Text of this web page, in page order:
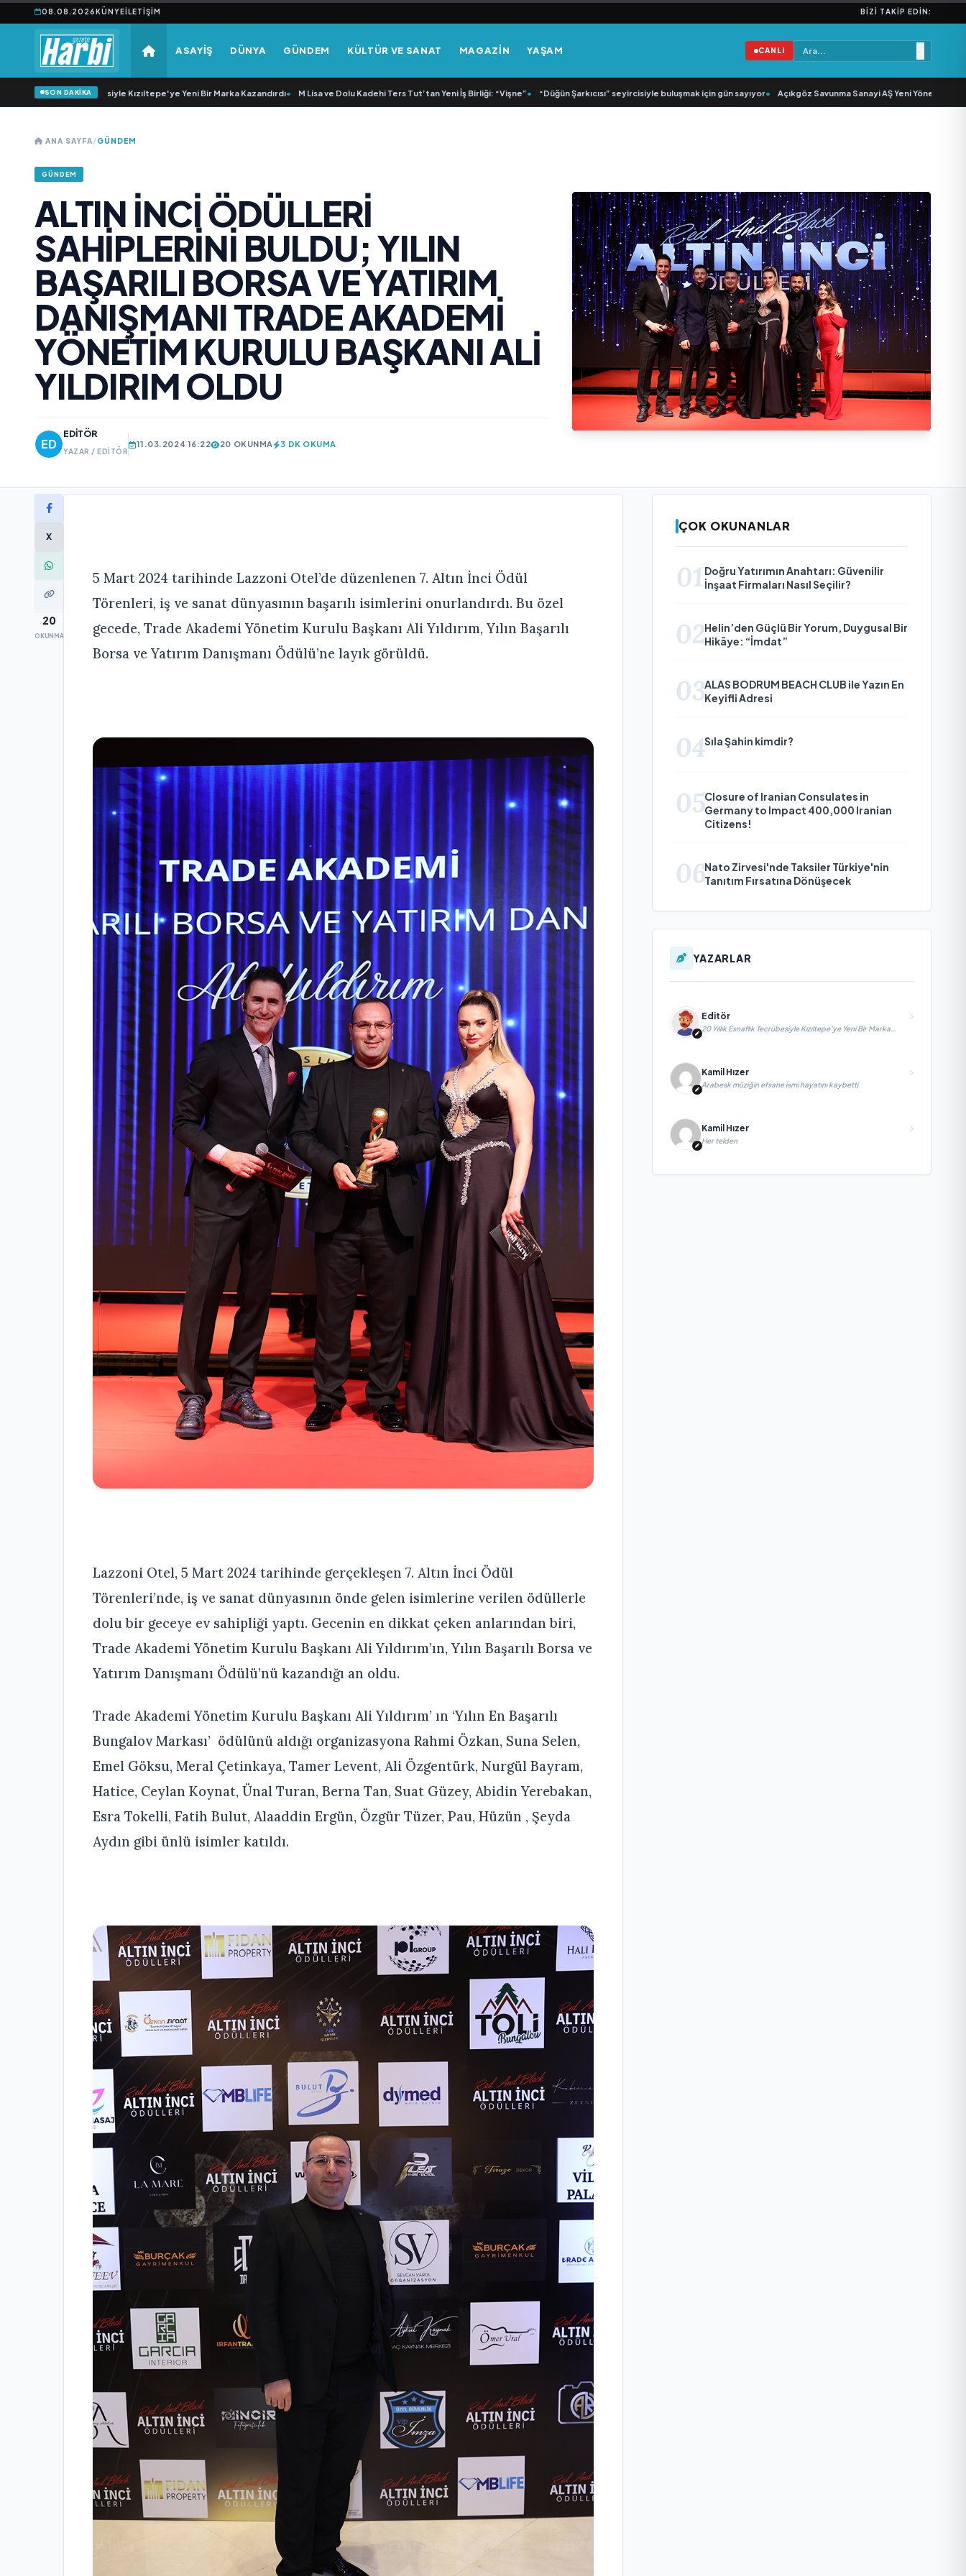
08.08.2026KÜNYEİLETIŞIM BIZI TAKIP EDIN:
ASAYİŞ DÜNYA GÜNDEM KÜLTÜR VE SANAT MAGAZİN YAŞAM CANLI
SON DAKİKA
Esnaflık Tecrübesiyle Kızıltepe'ye Yeni Bir Marka Kazandırdı• M Lisa ve Dolu Kadehi Ters Tut’tan Yeni İş Birliği: “Vişne”• “Düğün Şarkıcısı” seyircisiyle buluşmak için gün sayıyor• Açıkgöz Savunma Sanayi AŞ Yeni Yönetim Kurulunu
ANA SAYFA/GÜNDEM
GÜNDEM
ALTIN İNCİ ÖDÜLLERİ
SAHİPLERİNİ BULDU; YILIN
BAŞARILI BORSA VE YATIRIM
DANIŞMANI TRADE AKADEMİ
YÖNETİM KURULU BAŞKANI ALİ
YILDIRIM OLDU
EDITÖR
YAZAR / EDITÖR
11.03.2024 16:22 20 OKUNMA 3 DK OKUMA
X
20
OKUNMA
5 Mart 2024 tarihinde Lazzoni Otel’de düzenlenen 7. Altın İnci Ödül
Törenleri, iş ve sanat dünyasının başarılı isimlerini onurlandırdı. Bu özel
gecede, Trade Akademi Yönetim Kurulu Başkanı Ali Yıldırım, Yılın Başarılı
Borsa ve Yatırım Danışmanı Ödülü’ne layık görüldü.
Lazzoni Otel, 5 Mart 2024 tarihinde gerçekleşen 7. Altın İnci Ödül
Törenleri’nde, iş ve sanat dünyasının önde gelen isimlerine verilen ödüllerle
dolu bir geceye ev sahipliği yaptı. Gecenin en dikkat çeken anlarından biri,
Trade Akademi Yönetim Kurulu Başkanı Ali Yıldırım’ın, Yılın Başarılı Borsa ve
Yatırım Danışmanı Ödülü’nü kazandığı an oldu.
Trade Akademi Yönetim Kurulu Başkanı Ali Yıldırım’ ın ‘Yılın En Başarılı
Bungalov Markası’ ödülünü aldığı organizasyona Rahmi Özkan, Suna Selen,
Emel Göksu, Meral Çetinkaya, Tamer Levent, Ali Özgentürk, Nurgül Bayram,
Hatice, Ceylan Koynat, Ünal Turan, Berna Tan, Suat Güzey, Abidin Yerebakan,
Esra Tokelli, Fatih Bulut, Alaaddin Ergün, Özgür Tüzer, Pau, Hüzün , Şeyda
Aydın gibi ünlü isimler katıldı.
ÇOK OKUNANLAR
01 Doğru Yatırımın Anahtarı: Güvenilir
İnşaat Firmaları Nasıl Seçilir?
02Helin’den Güçlü Bir Yorum, Duygusal Bir
Hikâye: “İmdat”
03ALAS BODRUM BEACH CLUB ile Yazın En
Keyifli Adresi
04Sıla Şahin kimdir?
05Closure of Iranian Consulates in
Germany to Impact 400,000 Iranian
Citizens!
06Nato Zirvesi'nde Taksiler Türkiye'nin
Tanıtım Fırsatına Dönüşecek
YAZARLAR
Editör
20 Yıllık Esnaflık Tecrübesiyle Kızıltepe'ye Yeni Bir Marka
Kazandırdı
Kamil Hızer
Arabesk müziğin efsane ismi hayatını kaybetti
Kamil Hızer
Her telden